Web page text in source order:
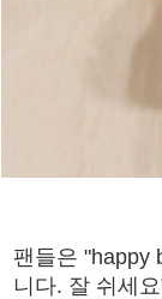
팬들은 "happy
니다. 잘 쉬세